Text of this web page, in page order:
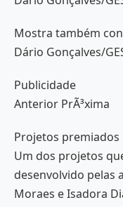
Mostra também
Dário Gonçalves/
Publicidade
Anterior PrÃ³xima
Projetos premiados
Um dos projetos
desenvolvido pelas
Moraes e Isadora